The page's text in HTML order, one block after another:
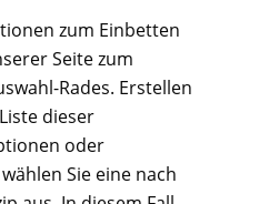
zum Einbetten
Seite zum
Rades. Erstellen
dieser
oder
Sie eine nach